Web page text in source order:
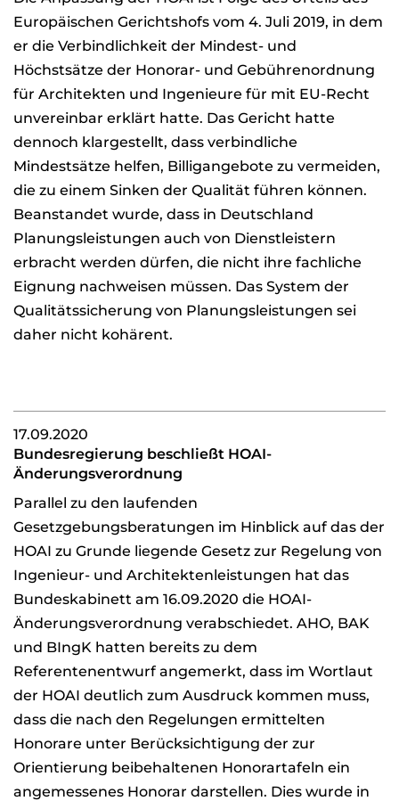
Europäischen Gerichtshofs vom 4. Juli 2019, in dem
er die Verbindlichkeit der Mindest- und
Höchstsätze der Honorar- und Gebührenordnung
für Architekten und Ingenieure für mit EU-Recht
unvereinbar erklärt hatte. Das Gericht hatte
dennoch klargestellt, dass verbindliche
Mindestsätze helfen, Billigangebote zu vermeiden,
die zu einem Sinken der Qualität führen können.
Beanstandet wurde, dass in Deutschland
Planungsleistungen auch von Dienstleistern
erbracht werden dürfen, die nicht ihre fachliche
Eignung nachweisen müssen. Das System der
Qualitätssicherung von Planungsleistungen sei
daher nicht kohärent.
17.09.2020
Bundesregierung beschließt HOAI-
Änderungsverordnung
Parallel zu den laufenden
Gesetzgebungsberatungen im Hinblick auf das der
HOAI zu Grunde liegende Gesetz zur Regelung von
Ingenieur- und Architektenleistungen hat das
Bundeskabinett am 16.09.2020 die HOAI-
Änderungsverordnung verabschiedet. AHO, BAK
und BIngK hatten bereits zu dem
Referentenentwurf angemerkt, dass im Wortlaut
der HOAI deutlich zum Ausdruck kommen muss,
dass die nach den Regelungen ermittelten
Honorare unter Berücksichtigung der zur
Orientierung beibehaltenen Honorartafeln ein
angemessenes Honorar darstellen. Dies wurde in